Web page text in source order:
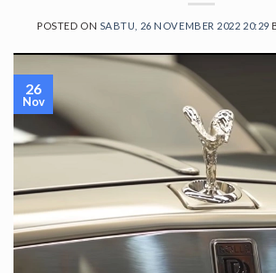
POSTED ON SABTU, 26 NOVEMBER 2022 20:29
26
Nov